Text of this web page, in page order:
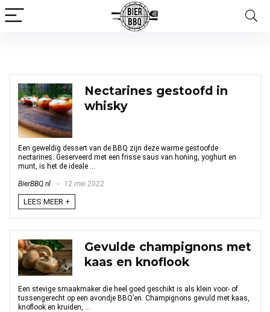
Nectarines gestoofd in
whisky
Een geweldig dessert van de BBQ zijn deze warme gestoofde
nectarines. Geserveerd met een frisse saus van honing, yoghurt en
munt, is het de ideale ...
BierBBQ.nl 12 mei 2022
LEES MEER +
Gevulde champignons met
kaas en knoflook
Een stevige smaakmaker die heel goed geschikt is als klein voor- of
tussengerecht op een avondje BBQ’en. Champignons gevuld met kaas,
knoflook en kruiden, ...